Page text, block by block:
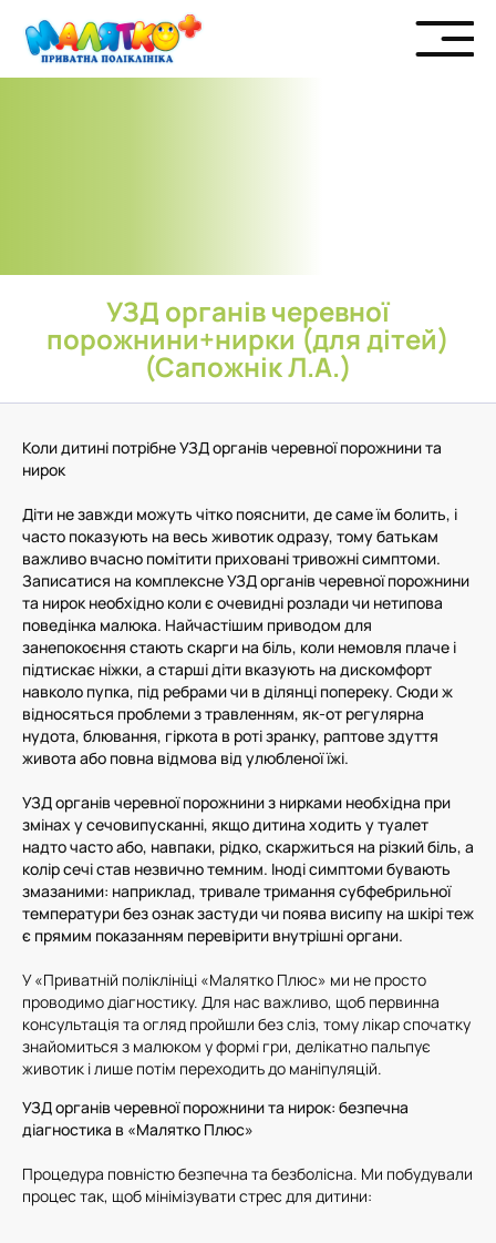
УЗД органів черевної
порожнини+нирки (для дітей)
(Сапожнік Л.А.)
Коли дитині потрібне УЗД органів черевної порожнини та
нирок
Діти не завжди можуть чітко пояснити, де саме їм болить, і
часто показують на весь животик одразу, тому батькам
важливо вчасно помітити приховані тривожні симптоми.
Записатися на комплексне УЗД органів черевної порожнини
та нирок необхідно коли є очевидні розлади чи нетипова
поведінка малюка. Найчастішим приводом для
занепокоєння стають скарги на біль, коли немовля плаче і
підтискає ніжки, а старші діти вказують на дискомфорт
навколо пупка, під ребрами чи в ділянці попереку. Сюди ж
відносяться проблеми з травленням, як-от регулярна
нудота, блювання, гіркота в роті зранку, раптове здуття
живота або повна відмова від улюбленої їжі.
УЗД органів черевної порожнини з нирками необхідна при
змінах у сечовипусканні, якщо дитина ходить у туалет
надто часто або, навпаки, рідко, скаржиться на різкий біль, а
колір сечі став незвично темним. Іноді симптоми бувають
змазаними: наприклад, тривале тримання субфебрильної
температури без ознак застуди чи поява висипу на шкірі теж
є прямим показанням перевірити внутрішні органи.
У «Приватній поліклініці «Малятко Плюс» ми не просто
проводимо діагностику. Для нас важливо, щоб первинна
консультація та огляд пройшли без сліз, тому лікар спочатку
знайомиться з малюком у формі гри, делікатно пальпує
животик і лише потім переходить до маніпуляцій.
УЗД органів черевної порожнини та нирок: безпечна
діагностика в «Малятко Плюс»
Процедура повністю безпечна та безболісна. Ми побудували
процес так, щоб мінімізувати стрес для дитини: